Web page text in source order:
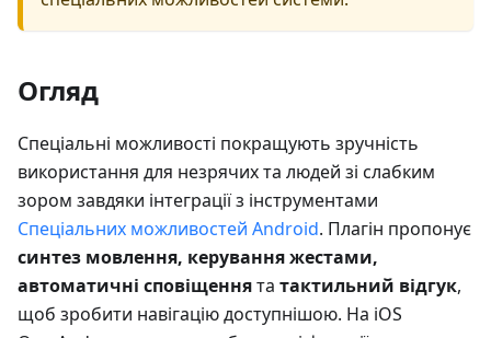
Огляд
Спеціальні можливості покращують зручність
використання для незрячих та людей зі слабким
зором завдяки інтеграції з інструментами
Спеціальних можливостей Android. Плагін пропонує
синтез мовлення, керування жестами,
автоматичні сповіщеннята тактильний відгук,
щоб зробити навігацію доступнішою. На iOS